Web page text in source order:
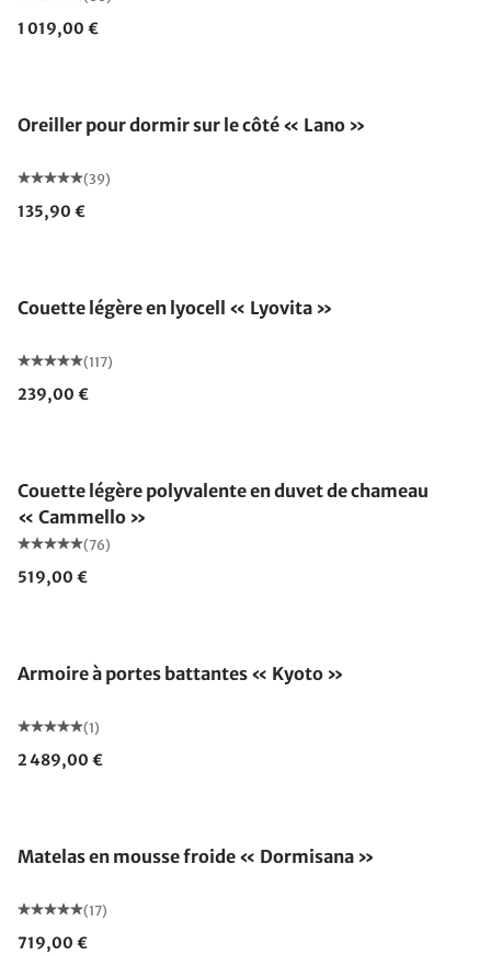
1 019,00 €
Oreiller pour dormir sur le côté « Lano »
(39)
135,90 €
Couette légère en lyocell « Lyovita »
(117)
239,00 €
Couette légère polyvalente en duvet de chameau
« Cammello »
(76)
519,00 €
Armoire à portes battantes « Kyoto »
(1)
2 489,00 €
Matelas en mousse froide « Dormisana »
(17)
719,00 €